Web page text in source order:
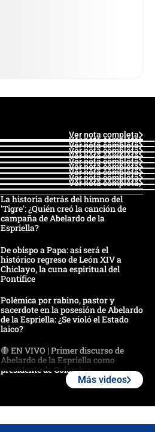
Ver nota completa
Ver nota completa
Ver nota completa
Ver nota completa
Ver nota completa
Ver nota completa
Ver nota completa
Ver nota completa
Ver nota completa
Ver nota completa
La historia detrás del himno del
'Tigre': ¿Quién creó la canción de
campaña de Abelardo de la
Espriella?
De obispo a Papa: así será el
histórico regreso de León XIV a
Chiclayo, la cuna espiritual del
Pontífice
Polémica por rabino, pastor y
sacerdote en la posesión de Abelardo
de la Espriella: ¿Se violó el Estado
laico?
🔴 EN VIVO | Primer discurso de
Abelardo de la Espriella como
presidente de Colombia
Más videos